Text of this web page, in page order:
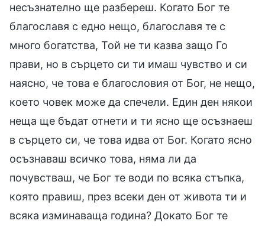
несъзнателно ще разбереш. Когато Бог те
благославя с едно нещо, благославя те с
много богатства, Той не ти казва защо Го
прави, но в сърцето си ти имаш чувство и си
наясно, че това е благословия от Бог, не нещо,
което човек може да спечели. Един ден някои
неща ще бъдат отнети и ти ясно ще осъзнаеш
в сърцето си, че това идва от Бог. Когато ясно
осъзнаваш всичко това, няма ли да
почувстваш, че Бог те води по всяка стъпка,
която правиш, през всеки ден от живота ти и
всяка изминаваща година? Докато Бог те